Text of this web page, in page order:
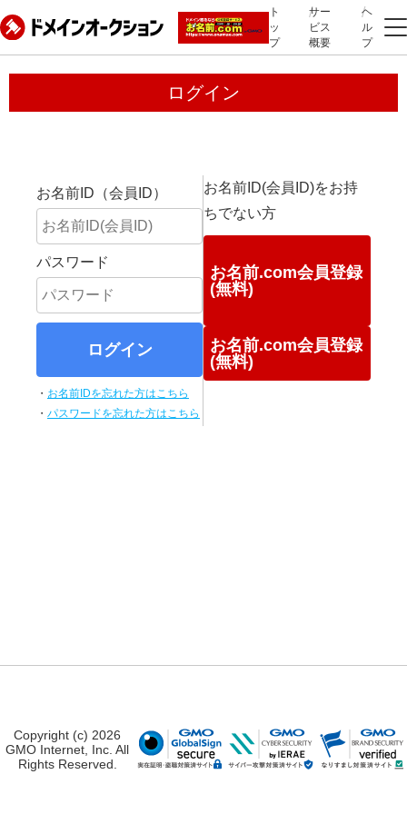
ト
ッ
プ
サー
ビス
概要
ヘ
ル
プ
ログイン
お名前ID（会員ID）
パスワード
ログイン
・ お名前IDを忘れた方はこちら
・ パスワードを忘れた方はこちら
お名前ID(会員ID)をお持
ちでない方
お名前.com会員登録
(無料)
お名前.com会員登録
(無料)
Copyright (c) 2026
GMO Internet, Inc. All
Rights Reserved.